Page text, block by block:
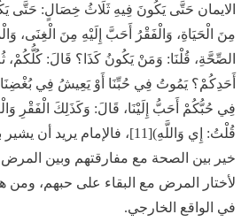
الايمان حَتَّى يَكُونَ فِيهِ ثَلَاثُ خِصَالٍ: حَتَّى
مِنَ الْحَيَاةِ، وَالْفَقْرُ أَحَبَّ إِلَيْهِ مِنَ الْغِنَى،
الصِّحَّةِ، قُلْنَا: وَمَنْ يَكُونُ كَذَا؟ قَالَ: كُلُّكُمْ،
أَحَدِكُمْ؟ يَمُوتُ فِي حُبِّنَا أَوْ يَعِيشُ فِي
فِي حُبُّكُمْ أَحَبُّ إِلَيْنَا، قَالَ: وَكَذَلِكَ الْفَقْرِ
قُلْتُ: إِي وَاللَّهِ)[11]، فالإمام
خير بين الصحة مع مفارقتهم وبين المرض
لأختار المرض مع البقاء على حبهم، ومن
في الواقع الخارجي.